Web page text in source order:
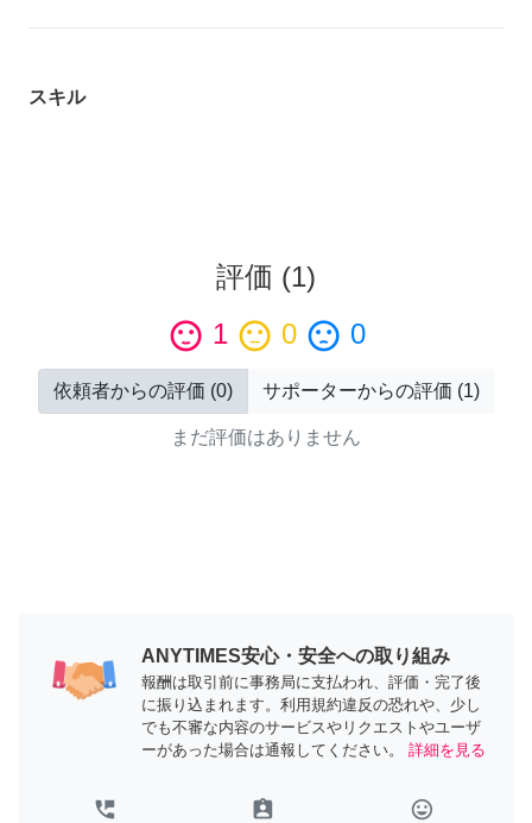
スキル
評価 (1)
sentiment_satisfied 1 sentiment_neutral 0 sentiment_dissatisfied 0
依頼者からの評価 (0) サポーターからの評価 (1)
まだ評価はありません
ANYTIMES安心・安全への取り組み
報酬は取引前に事務局に支払われ、評価・完了後
に振り込まれます。利用規約違反の恐れや、少し
でも不審な内容のサービスやリクエストやユーザ
ーがあった場合は通報してください。
詳細を見る
perm_phone_msg assignment_ind tag_faces